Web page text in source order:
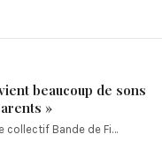
beaucoup de sons
»
collectif Bande de Fi…